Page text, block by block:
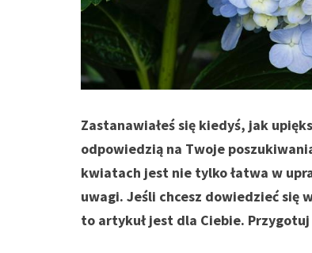
Zastanawiałeś się kiedyś, jak
odpowiedzią na Twoje
kwiatach jest nie tylko łatwa w
uwagi. Jeśli chcesz dowiedzieć się
to artykuł jest dla Ciebie.